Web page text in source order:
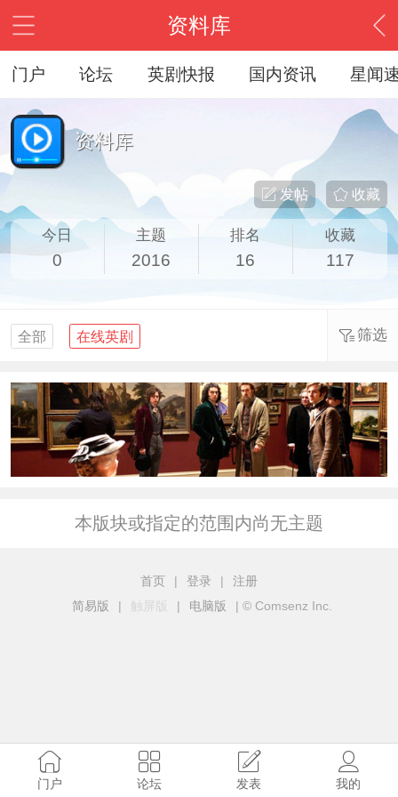
资料库
门户 论坛 英剧快报 国内资讯 星闻
资料库
收藏
发帖
今日
0
主题
2016
排名
16
收藏
117
全部 在线英剧 筛选
本版块或指定的范围内尚无主题
首页 | 登录 |
注册
简易版
| 触屏版 | 电脑版 | © Comsenz Inc.
门户 论坛 发表 我的